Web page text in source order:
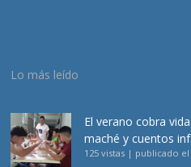
Lo más leído
El verano cobra
maché y cuentos
125 vistas | publicado el